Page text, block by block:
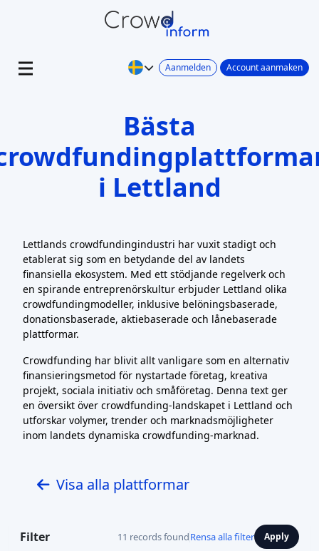
Aanmelden Account aanmaken
Bästa
i Lettland
Lettlands crowdfundingindustri har vuxit stadigt och
etablerat sig som en betydande del av landets
finansiella ekosystem. Med ett stödjande regelverk och
en spirande entreprenörskultur erbjuder Lettland olika
crowdfundingmodeller, inklusive belöningsbaserade,
donationsbaserade, aktiebaserade och lånebaserade
plattformar.
Crowdfunding har blivit allt vanligare som en alternativ
finansieringsmetod för nystartade företag, kreativa
projekt, sociala initiativ och småföretag. Denna text ger
en översikt över crowdfunding-landskapet i Lettland och
utforskar volymer, trender och marknadsmöjligheter
inom landets dynamiska crowdfunding-marknad.
Visa alla plattformar
Filter 11 records foundRensa alla filter Apply